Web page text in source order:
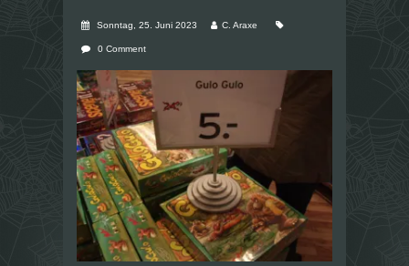
Sonntag, 25. Juni 2023 C. Araxe
0 Comment